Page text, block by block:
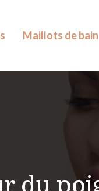
Maillots de bain